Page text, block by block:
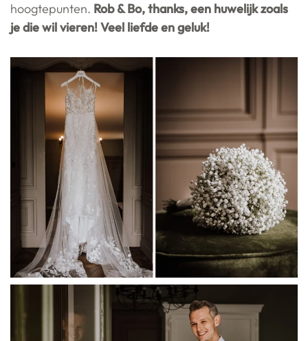
hoogtepunten. Rob & Bo, thanks, een huwelijk zoals
je die wil vieren! Veel liefde en geluk!